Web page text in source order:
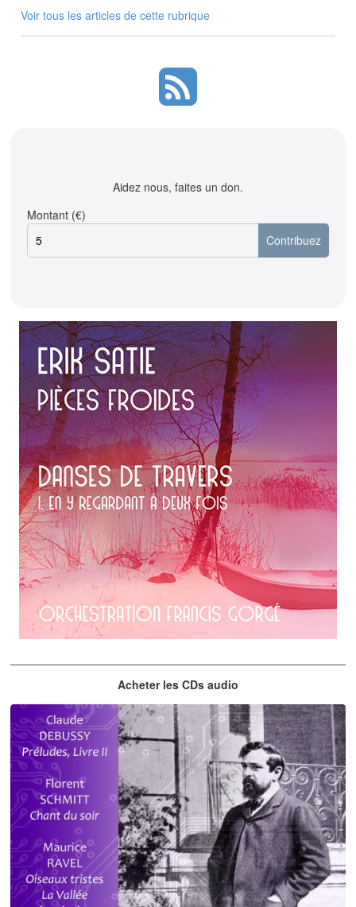
Voir tous les articles de cette rubrique
Aidez nous, faites un don.
Montant (€)
Acheter les CDs audio